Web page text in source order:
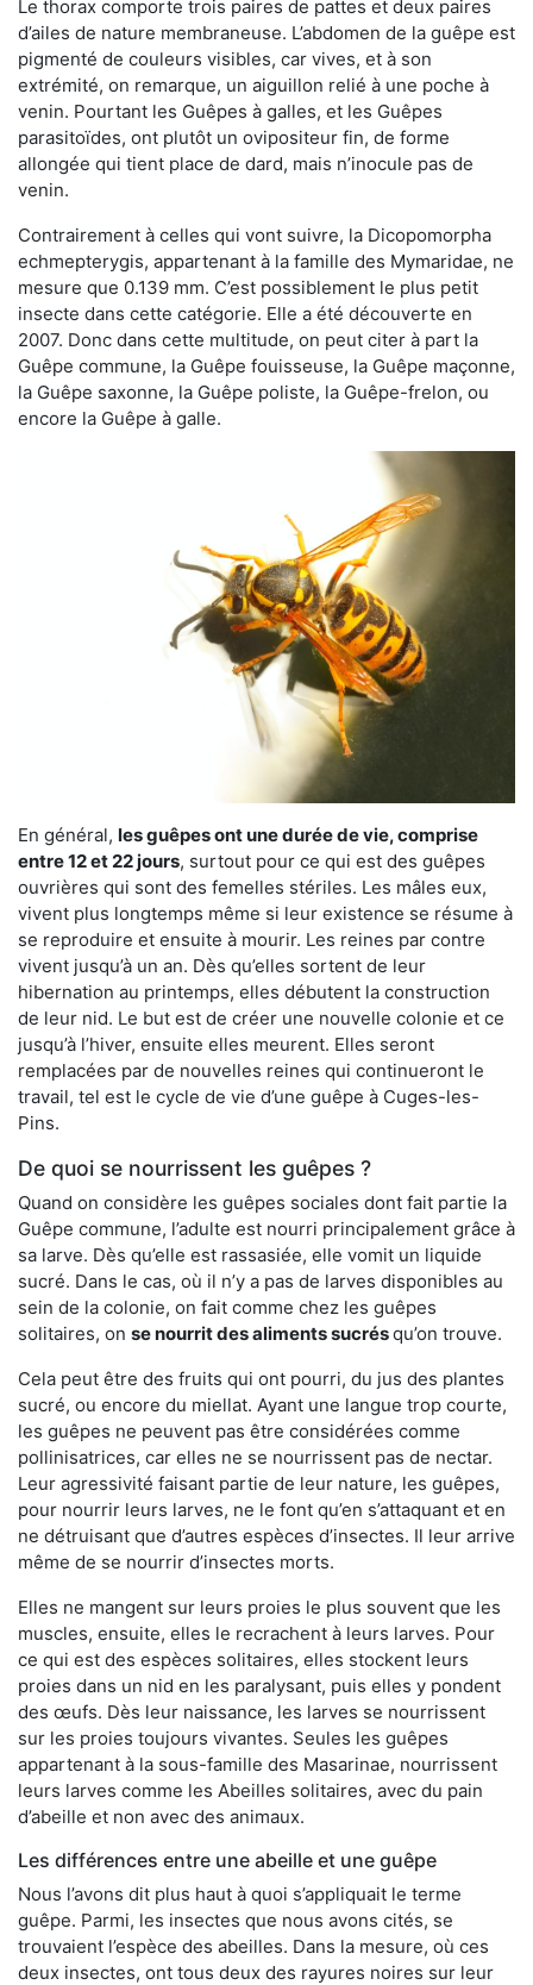
Le thorax comporte trois paires de pattes et deux paires
d’ailes de nature membraneuse. L’abdomen de la guêpe est
pigmenté de couleurs visibles, car vives, et à son
extrémité, on remarque, un aiguillon relié à une poche à
venin. Pourtant les Guêpes à galles, et les Guêpes
parasitoïdes, ont plutôt un ovipositeur fin, de forme
allongée qui tient place de dard, mais n’inocule pas de
venin.
Contrairement à celles qui vont suivre, la Dicopomorpha
echmepterygis, appartenant à la famille des Mymaridae, ne
mesure que 0.139 mm. C’est possiblement le plus petit
insecte dans cette catégorie. Elle a été découverte en
2007. Donc dans cette multitude, on peut citer à part la
Guêpe commune, la Guêpe fouisseuse, la Guêpe maçonne,
la Guêpe saxonne, la Guêpe poliste, la Guêpe-frelon, ou
encore la Guêpe à galle.
En général, les guêpes ont une durée de vie, comprise
entre 12 et 22 jours, surtout pour ce qui est des guêpes
ouvrières qui sont des femelles stériles. Les mâles eux,
vivent plus longtemps même si leur existence se résume à
se reproduire et ensuite à mourir. Les reines par contre
vivent jusqu’à un an. Dès qu’elles sortent de leur
hibernation au printemps, elles débutent la construction
de leur nid. Le but est de créer une nouvelle colonie et ce
jusqu’à l’hiver, ensuite elles meurent. Elles seront
remplacées par de nouvelles reines qui continueront le
travail, tel est le cycle de vie d’une guêpe à Cuges-les-
Pins.
De quoi se nourrissent les guêpes ?
Quand on considère les guêpes sociales dont fait partie la
Guêpe commune, l’adulte est nourri principalement grâce à
sa larve. Dès qu’elle est rassasiée, elle vomit un liquide
sucré. Dans le cas, où il n’y a pas de larves disponibles au
sein de la colonie, on fait comme chez les guêpes
solitaires, on se nourrit des aliments sucrésqu’on trouve.
Cela peut être des fruits qui ont pourri, du jus des plantes
sucré, ou encore du miellat. Ayant une langue trop courte,
les guêpes ne peuvent pas être considérées comme
pollinisatrices, car elles ne se nourrissent pas de nectar.
Leur agressivité faisant partie de leur nature, les guêpes,
pour nourrir leurs larves, ne le font qu’en s’attaquant et en
ne détruisant que d’autres espèces d’insectes. Il leur arrive
même de se nourrir d’insectes morts.
Elles ne mangent sur leurs proies le plus souvent que les
muscles, ensuite, elles le recrachent à leurs larves. Pour
ce qui est des espèces solitaires, elles stockent leurs
proies dans un nid en les paralysant, puis elles y pondent
des œufs. Dès leur naissance, les larves se nourrissent
sur les proies toujours vivantes. Seules les guêpes
appartenant à la sous-famille des Masarinae, nourrissent
leurs larves comme les Abeilles solitaires, avec du pain
d’abeille et non avec des animaux.
Les différences entre une abeille et une guêpe
Nous l’avons dit plus haut à quoi s’appliquait le terme
guêpe. Parmi, les insectes que nous avons cités, se
trouvaient l’espèce des abeilles. Dans la mesure, où ces
deux insectes, ont tous deux des rayures noires sur leur